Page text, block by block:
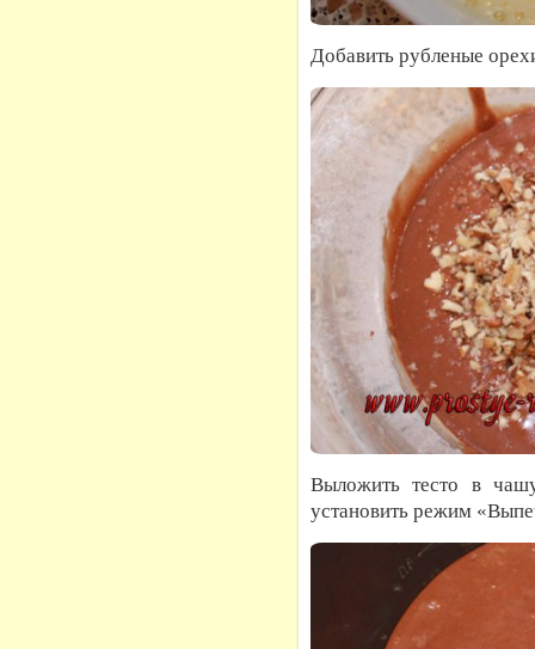
Добавить рубленые
Выложить тесто в
установить режим